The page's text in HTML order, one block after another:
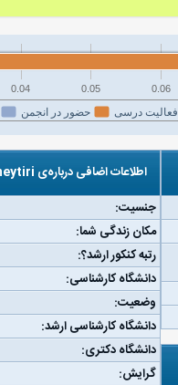
فعالیت درسی حضور در انجمن
0.04 0.05 0.06
اطلاعات اضافی درباره‌ی neytiri
جنسیت:
مکان زندگی شما:
رتبه کنکور ارشد؟:
دانشگاه کارشناسی:
وضعیت:
دانشگاه کارشناسی ارشد:
دانشگاه دکتری:
گرایش: